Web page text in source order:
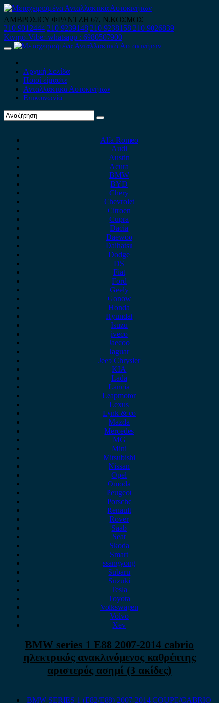
Skip
to
content
ΑΜΒΡΟΣΙΟΥ ΦΡΑΝΤΖΗ 67, Ν.ΚΟΣΜΟΣ
210 9012444 210 9239148 210 9238158 210 9026839
Κινητό-Viber-whatsapp : 6980507900
Primary
Αρχική Σελίδα
Ποιοί είμαστε
Ανταλλακτικά Αυτοκινήτων
Επικοινωνία
Alfa Romeo
Audi
Austin
Acura
BMW
BYD
Chery
Chevrolet
Citroen
Cupra
Dacia
Daewoo
Daihatsu
Dodge
DS
Fiat
Ford
Geely
Gonow
Honda
Hyundai
Isuzu
iveco
Jaecoo
Jaguar
Jeep Chrysler
KIA
Lada
Lancia
Leapmotor
Lexus
Lynk & co
Mazda
Mercedes
MG
Mini
Mitsubishi
Nissan
Opel
Omoda
Peugeot
Porsche
Renault
Rover
Saab
Seat
Skoda
Smart
ssangyong
Subaru
Suzuki
Tesla
Toyota
Volkswagen
Volvo
Xev
BMW series 1 E88 2007-2014 cabrio
ηλεκτρικός ανακλινόμενος καθρέπτης
αριστερός ασημί (3 ακίδες)
BMW SERIES 1 (E82/E88) 2007-2014 COUPE/CABRIO